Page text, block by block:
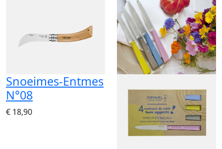
Snoeimes-Entmes
N°08
€ 18,90